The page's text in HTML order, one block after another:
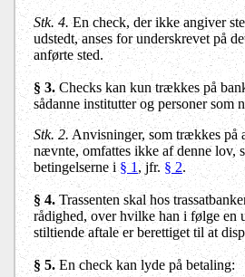
Stk. 4.En check, der ikke angiver
udstedt, anses for underskrevet på
anførte sted.
§ 3. Checks kan kun trækkes på
sådanne institutter og personer som
Stk. 2. Anvisninger, som trækkes på
nævnte, omfattes ikke af denne lov,
betingelserne i§ 1, jfr. § 2.
§ 4.Trassenten skal hos
rådighed, over hvilke han i følge en
stiltiende aftale er berettiget til at
§ 5. En check kan lyde på betaling: